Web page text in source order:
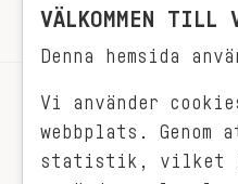
SIGNA UPP
VÄLKOMMEN TILL
Denna hemsida
Vi använder
webbplats.
statistik, vilket